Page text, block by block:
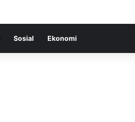
Sosial Ekonomi